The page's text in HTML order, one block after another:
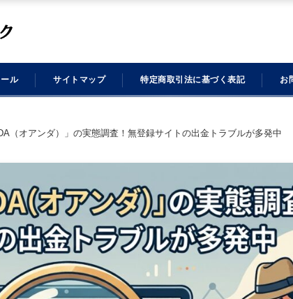
ル サイトマップ 特定商取引法に基づく表記 お
（オアンダ）」の実態調査！無登録サイトの出金トラブルが多発中